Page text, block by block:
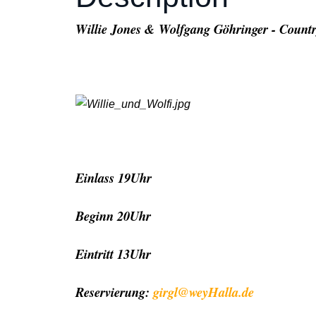
Willie Jones & Wolfgang Göhringer -
Einlass 19Uhr
Beginn 20Uhr
Eintritt 13Uhr
Reservierung: girgl@weyHalla.de